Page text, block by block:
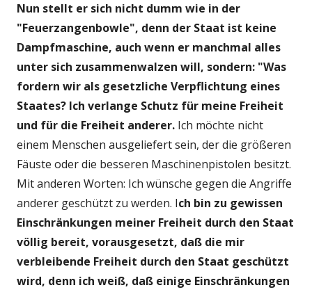
Nun stellt er sich nicht dumm wie in der
"Feuerzangenbowle", denn der Staat ist keine
Dampfmaschine, auch wenn er manchmal alles
unter sich zusammenwalzen will, sondern: "Was
fordern wir als gesetzliche Verpflichtung eines
Staates? Ich verlange Schutz für meine Freiheit
und für die Freiheit anderer. Ich möchte nicht
einem Menschen ausgeliefert sein, der die größeren
Fäuste oder die besseren Maschinenpistolen besitzt.
Mit anderen Worten: Ich wünsche gegen die Angriffe
anderer geschützt zu werden. Ich bin zu gewissen
Einschränkungen meiner Freiheit durch den Staat
völlig bereit, vorausgesetzt, daß die mir
verbleibende Freiheit durch den Staat geschützt
wird, denn ich weiß, daß einige Einschränkungen